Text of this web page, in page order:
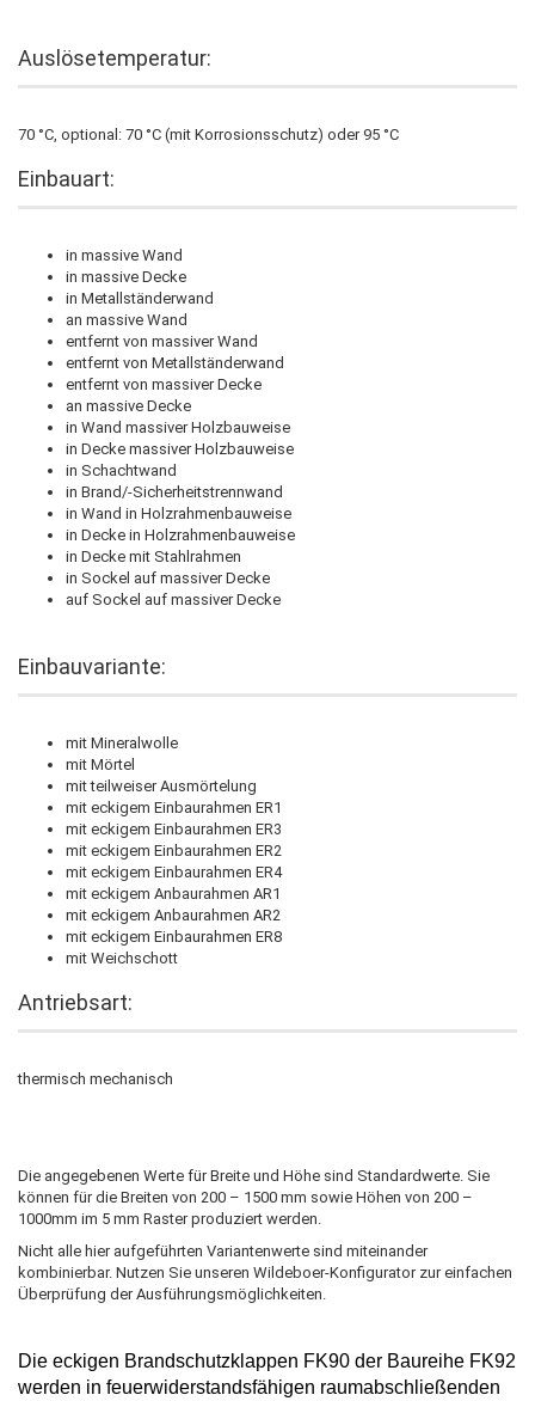
Auslösetemperatur:
70 °C, optional: 70 °C (mit Korrosionsschutz) oder 95 °C
Einbauart:
in massive Wand
in massive Decke
in Metallständerwand
an massive Wand
entfernt von massiver Wand
entfernt von Metallständerwand
entfernt von massiver Decke
an massive Decke
in Wand massiver Holzbauweise
in Decke massiver Holzbauweise
in Schachtwand
in Brand/-Sicherheitstrennwand
in Wand in Holzrahmenbauweise
in Decke in Holzrahmenbauweise
in Decke mit Stahlrahmen
in Sockel auf massiver Decke
auf Sockel auf massiver Decke
Einbauvariante:
mit Mineralwolle
mit Mörtel
mit teilweiser Ausmörtelung
mit eckigem Einbaurahmen ER1
mit eckigem Einbaurahmen ER3
mit eckigem Einbaurahmen ER2
mit eckigem Einbaurahmen ER4
mit eckigem Anbaurahmen AR1
mit eckigem Anbaurahmen AR2
mit eckigem Einbaurahmen ER8
mit Weichschott
Antriebsart:
thermisch mechanisch
Die angegebenen Werte für Breite und Höhe sind Standardwerte. Sie
können für die Breiten von 200 – 1500 mm sowie Höhen von 200 –
1000mm im 5 mm Raster produziert werden.
Nicht alle hier aufgeführten Variantenwerte sind miteinander
kombinierbar. Nutzen Sie unseren Wildeboer-Konfigurator zur einfachen
Überprüfung der Ausführungsmöglichkeiten.
Die eckigen Brandschutzklappen FK90 der Baureihe FK92
werden in feuerwiderstandsfähigen raumabschließenden